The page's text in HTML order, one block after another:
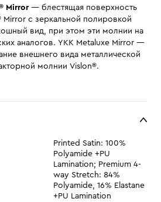
Mirror— блестящая поверхность
Mirror c зеркальной полировкой
вид, при этом эти молнии на
аналогов. YKK Metaluxe Mirror —
внешнего вида металлической
молнии Vislon®.
Printed Satin: 100%
Polyamide +PU
Lamination; Premium 4-
way Stretch: 84%
Polyamide, 16% Elastane
+PU Lamination